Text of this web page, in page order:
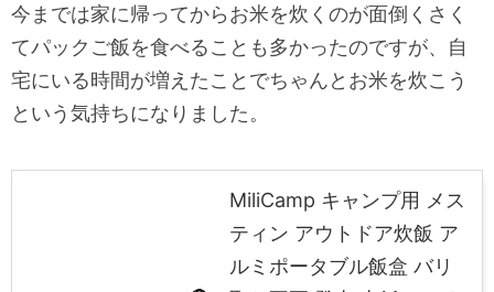
今までは家に帰ってからお米を炊くのが面倒くさく
てパックご飯を食べることも多かったのですが、自
宅にいる時間が増えたことでちゃんとお米を炊こう
という気持ちになりました。
MiliCamp キャンプ用 メス
ティン アウトドア炊飯 ア
ルミポータブル飯盒 バリ